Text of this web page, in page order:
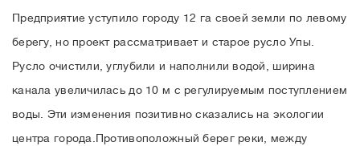
Предприятие уступило городу 12 га своей земли по левому
берегу, но проект рассматривает и старое русло Упы.
Русло очистили, углубили и наполнили водой, ширина
канала увеличилась до 10 м с регулируемым поступлением
воды. Эти изменения позитивно сказались на экологии
центра города.Противоположный берег реки, между